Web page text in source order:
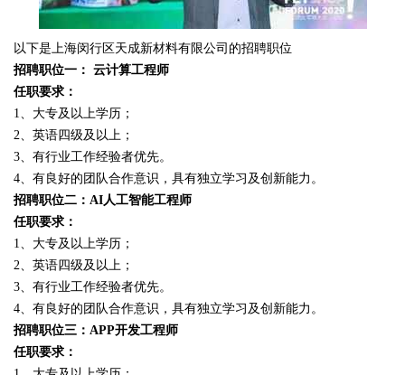
以下是上海闵行区天成新材料有限公司的招聘职位
招聘职位一： 云计算工程师
任职要求：
1、大专及以上学历；
2、英语四级及以上；
3、有行业工作经验者优先。
4、有良好的团队合作意识，具有独立学习及创新能力。
招聘职位二：AI人工智能工程师
任职要求：
1、大专及以上学历；
2、英语四级及以上；
3、有行业工作经验者优先。
4、有良好的团队合作意识，具有独立学习及创新能力。
招聘职位三：APP开发工程师
任职要求：